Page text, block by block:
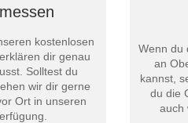
kostenlosen
dir genau
Solltest du
wir dir gerne
Ort in unseren
Wenn du
an
kannst,
du die
auch